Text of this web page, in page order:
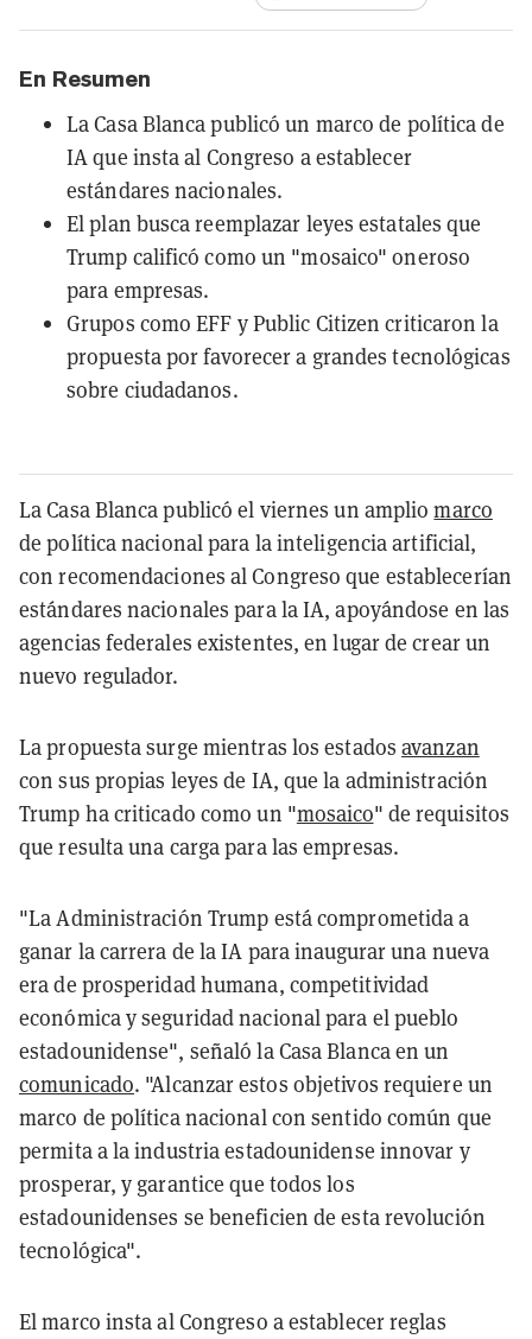
En Resumen
La Casa Blanca publicó un marco de política de
IA que insta al Congreso a establecer
estándares nacionales.
El plan busca reemplazar leyes estatales que
Trump calificó como un "mosaico" oneroso
para empresas.
Grupos como EFF y Public Citizen criticaron la
propuesta por favorecer a grandes tecnológicas
sobre ciudadanos.
La Casa Blanca publicó el viernes un ampliomarco
de política nacional para la inteligencia artificial,
con recomendaciones al Congreso que establecerían
estándares nacionales para la IA, apoyándose en las
agencias federales existentes, en lugar de crear un
nuevo regulador.
La propuesta surge mientras los estadosavanzan
con sus propias leyes de IA, que la administración
Trump ha criticado como un "mosaico" de requisitos
que resulta una carga para las empresas.
"La Administración Trump está comprometida a
ganar la carrera de la IA para inaugurar una nueva
era de prosperidad humana, competitividad
económica y seguridad nacional para el pueblo
estadounidense", señaló la Casa Blanca en un
comunicado. "Alcanzar estos objetivos requiere un
marco de política nacional con sentido común que
permita a la industria estadounidense innovar y
prosperar, y garantice que todos los
estadounidenses se beneficien de esta revolución
tecnológica".
El marco insta al Congreso a establecer reglas